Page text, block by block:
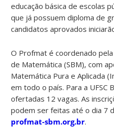
educação básica de escolas
que já possuem diploma de
candidatos aprovados
O Profmat é coordenado
de Matemática (SBM), com
Matemática Pura e Aplicada
em todo o país. Para a UFSC
ofertadas 12 vagas. As
podem ser feitas até o dia 7
profmat-sbm.org.br.